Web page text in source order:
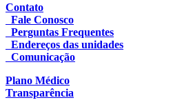
Contato
Fale Conosco
Perguntas Frequentes
Endereços das unidades
Comunicação
Plano Médico
Transparência